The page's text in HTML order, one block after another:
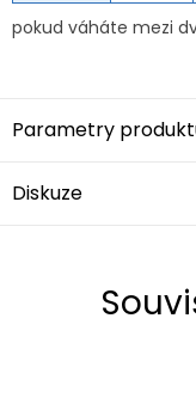
pokud váháte mezi
Parametry
Diskuze